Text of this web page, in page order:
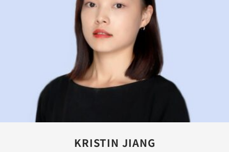
KRISTIN JIANG